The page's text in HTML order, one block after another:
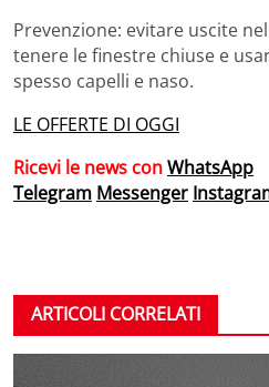
Prevenzione: evitare uscite
tenere le finestre chiuse e
spesso capelli e naso.
LE OFFERTE DI OGGI
Ricevi le news conWhatsApp
Telegram Messenger
ARTICOLI CORRELATI